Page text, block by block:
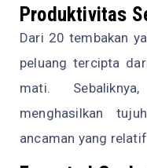
Produktivitas
Dari 20 tembakan
peluang tercipta
mati.
menghasilkan
ancaman yang